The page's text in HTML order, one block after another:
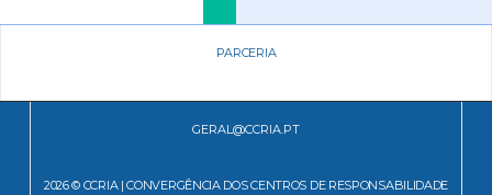
PARCERIA
2026 © CCRIA | CONVERGÊNCIA DOS CENTROS DE RESPONSABILIDADE
GERAL@CCRIA.PT